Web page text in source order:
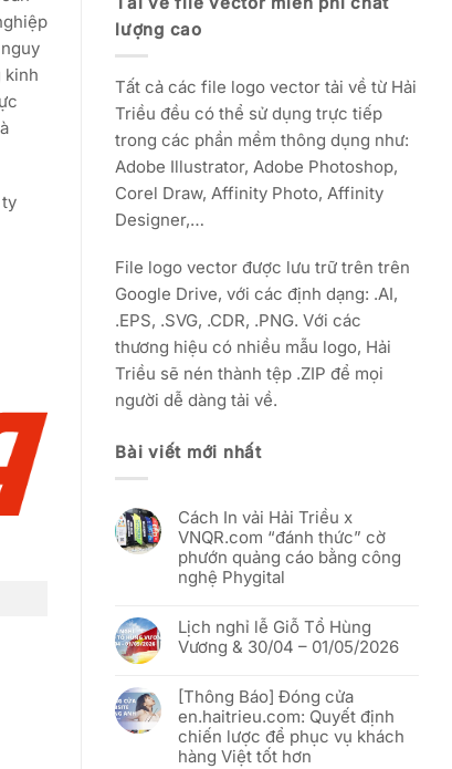
kinh
lượng cao
Tất cả các file logo vector tải về từ Hải
Triều đều có thể sử dụng trực tiếp
trong các phần mềm thông dụng như:
Adobe Illustrator, Adobe Photoshop,
Corel Draw, Affinity Photo, Affinity
Designer,…
File logo vector được lưu trữ trên trên
Google Drive, với các định dạng: .AI,
.EPS, .SVG, .CDR, .PNG. Với các
thương hiệu có nhiều mẫu logo, Hải
Triều sẽ nén thành tệp .ZIP để mọi
người dễ dàng tải về.
Bài viết mới nhất
Cách In vải Hải Triều x
VNQR.com “đánh thức” cờ
phướn quảng cáo bằng công
nghệ Phygital
bình
luận
ở
vải
Hải
Triều
x
VNQR.com
“đánh
Lịch nghỉ lễ Giỗ Tổ Hùng
Vương & 30/04 – 01/05/2026
bình
luận
ở
Lịch
nghỉ
lễ
[Thông Báo] Đóng cửa
en.haitrieu.com: Quyết định
chiến lược để phục vụ khách
hàng Việt tốt hơn